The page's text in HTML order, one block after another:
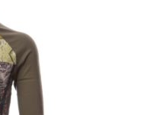
may
be
chosen